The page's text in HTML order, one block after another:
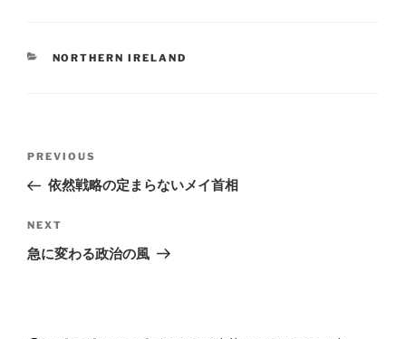
CATEGORIES
NORTHERN IRELAND
Previous
Post
PREVIOUS
依然戦略の定まらないメイ首相
Next
Post
NEXT
急に変わる政治の風